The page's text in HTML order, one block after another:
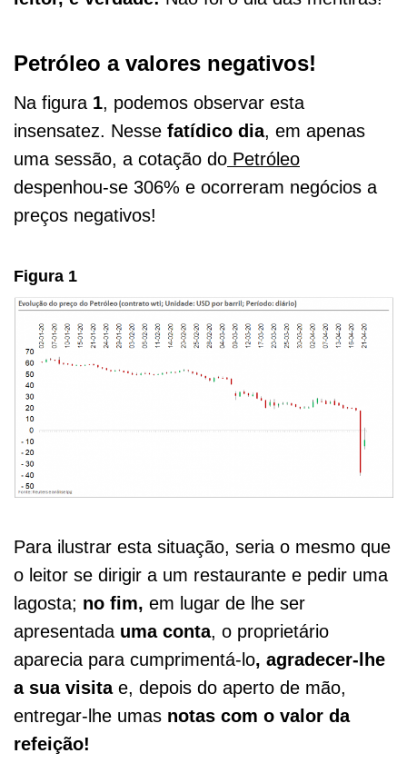
Petróleo a valores negativos!
Na figura 1, podemos observar esta
insensatez. Nesse fatídico dia, em apenas
uma sessão, a cotação do Petróleo
despenhou-se 306% e ocorreram negócios a
preços negativos!
Figura 1
Para ilustrar esta situação, seria o mesmo que
o leitor se dirigir a um restaurante e pedir uma
lagosta; no fim, em lugar de lhe ser
apresentada uma conta, o proprietário
aparecia para cumprimentá-lo, agradecer-lhe
a sua visitae, depois do aperto de mão,
entregar-lhe umas notas com o valor da
refeição!